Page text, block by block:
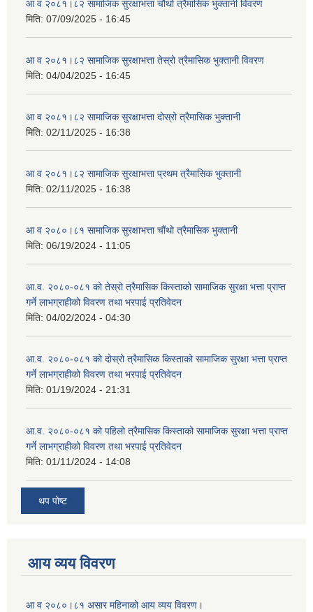
आ व २०८१।८२ सामाजिक सुरक्षाभत्ता चौथो त्रैमासिक भुक्तानी विवरण
मिति: 07/09/2025 - 16:45
आ व २०८१।८२ सामाजिक सुरक्षाभत्ता तेस्रो त्रैमासिक भुक्तानी विवरण
मिति: 04/04/2025 - 16:45
आ व २०८१।८२ सामाजिक सुरक्षाभत्ता दोस्रो त्रैमासिक भुक्तानी
मिति: 02/11/2025 - 16:38
आ व २०८१।८२ सामाजिक सुरक्षाभत्ता प्रथम त्रैमासिक भुक्तानी
मिति: 02/11/2025 - 16:38
आ व २०८०।८१ सामाजिक सुरक्षाभत्ता चौंथो त्रैमासिक भुक्तानी
मिति: 06/19/2024 - 11:05
आ.व. २०८०-०८१ को तेस्रो त्रैमासिक किस्ताको सामाजिक सुरक्षा भत्ता प्राप्त
गर्ने लाभग्राहीको विवरण तथा भरपाई प्रतिवेदन
मिति: 04/02/2024 - 04:30
आ.व. २०८०-०८१ को दोस्रो त्रैमासिक किस्ताको सामाजिक सुरक्षा भत्ता प्राप्त
गर्ने लाभग्राहीको विवरण तथा भरपाई प्रतिवेदन
मिति: 01/19/2024 - 21:31
आ.व. २०८०-०८१ को पहिलो त्रैमासिक किस्ताको सामाजिक सुरक्षा भत्ता प्राप्त
गर्ने लाभग्राहीको विवरण तथा भरपाई प्रतिवेदन
मिति: 01/11/2024 - 14:08
थप पोष्ट
आय व्यय विवरण
आ व २०८०।८१ असार महिनाको आय व्यय विवरण।